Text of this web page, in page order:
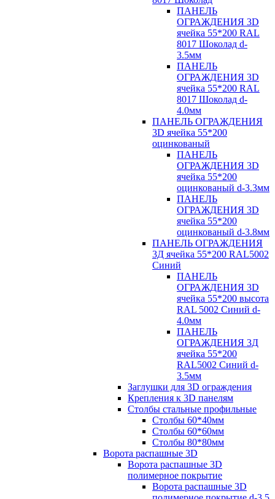
ПАНЕЛЬ
ОГРАЖДЕНИЯ 3D
ячейка 55*200 RAL
8017 Шоколад d-
3.5мм
ПАНЕЛЬ
ОГРАЖДЕНИЯ 3D
ячейка 55*200 RAL
8017 Шоколад d-
4.0мм
ПАНЕЛЬ ОГРАЖДЕНИЯ
3D ячейка 55*200
оцинкованый
ПАНЕЛЬ
ОГРАЖДЕНИЯ 3D
ячейка 55*200
оцинкованый d-3.3мм
ПАНЕЛЬ
ОГРАЖДЕНИЯ 3D
ячейка 55*200
оцинкованый d-3.8мм
ПАНЕЛЬ ОГРАЖДЕНИЯ
3Д ячейка 55*200 RAL5002
Синий
ПАНЕЛЬ
ОГРАЖДЕНИЯ 3D
ячейка 55*200 высота
RAL 5002 Синий d-
4.0мм
ПАНЕЛЬ
ОГРАЖДЕНИЯ 3Д
ячейка 55*200
RAL5002 Синий d-
3.5мм
Заглушки для 3D ограждения
Крепления к 3D панелям
Столбы стальные профильные
Столбы 60*40мм
Столбы 60*60мм
Столбы 80*80мм
Ворота распашные 3D
Ворота распашные 3D
полимерное покрытие
Ворота распашные 3D